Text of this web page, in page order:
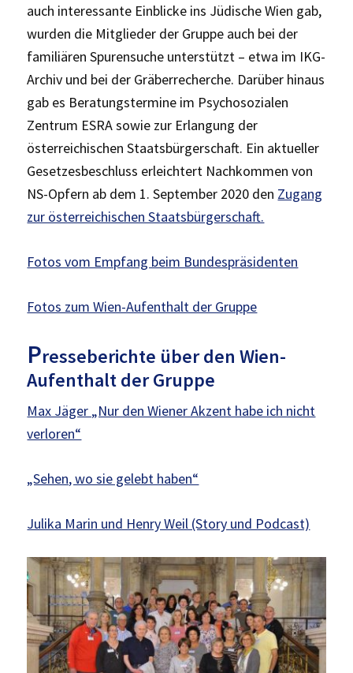
auch interessante Einblicke ins Jüdische Wien gab,
wurden die Mitglieder der Gruppe auch bei der
familiären Spurensuche unterstützt – etwa im IKG-
Archiv und bei der Gräberrecherche. Darüber hinaus
gab es Beratungstermine im Psychosozialen
Zentrum ESRA sowie zur Erlangung der
österreichischen Staatsbürgerschaft. Ein aktueller
Gesetzesbeschluss erleichtert Nachkommen von
NS-Opfern ab dem 1. September 2020 den Zugang
zur österreichischen Staatsbürgerschaft.
Fotos vom Empfang beim Bundespräsidenten
Fotos zum Wien-Aufenthalt der Gruppe
Presseberichte über den Wien-
Aufenthalt der Gruppe
Max Jäger „Nur den Wiener Akzent habe ich nicht
verloren“
„Sehen, wo sie gelebt haben“
Julika Marin und Henry Weil (Story und Podcast)